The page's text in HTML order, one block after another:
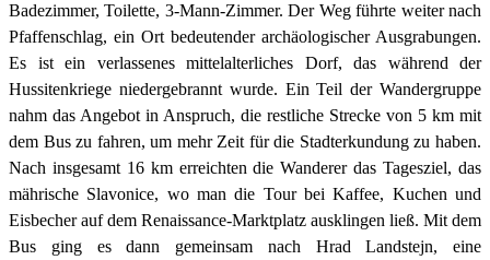
Badezimmer, Toilette, 3-Mann-Zimmer. Der Weg führte weiter nach
Pfaffenschlag, ein Ort bedeutender archäologischer Ausgrabungen.
Es ist ein verlassenes mittelalterliches Dorf, das während der
Hussitenkriege niedergebrannt wurde. Ein Teil der Wandergruppe
nahm das Angebot in Anspruch, die restliche Strecke von 5 km mit
dem Bus zu fahren, um mehr Zeit für die Stadterkundung zu haben.
Nach insgesamt 16 km erreichten die Wanderer das Tagesziel, das
mährische Slavonice, wo man die Tour bei Kaffee, Kuchen und
Eisbecher auf dem Renaissance-Marktplatz ausklingen ließ. Mit dem
Bus ging es dann gemeinsam nach Hrad Landstejn, eine